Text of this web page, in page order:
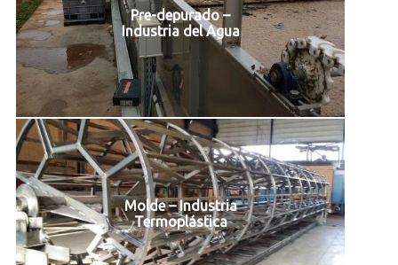
Pre-depurado –
Industria del Agua
Molde – Industria
Termoplástica